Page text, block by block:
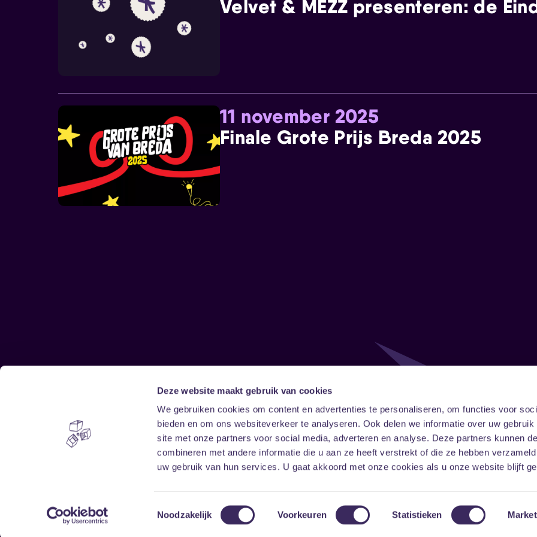
Deze website maakt gebruik van cookies
We gebruiken cookies om content en advertenties te personaliseren, om functies voor
bieden en om ons websiteverkeer te analyseren. Ook delen we informatie over uw gebruik
site met onze partners voor social media, adverteren en analyse. Deze partners kunnen
combineren met andere informatie die u aan ze heeft verstrekt of die ze hebben
uw gebruik van hun services. U gaat akkoord met onze cookies als u onze website blijft
Toestemmingsselectie
Noodzakelijk Voorkeuren Statistieken
Velvet & MEZZ presenteren: de
11 november 2025
Finale Grote Prijs Breda 2025
Home
Vrijwilligers
Disclaimer
Toegankelijkheid
Privacy & cookies
Follow
FacebookInstagramLinkedIn
Onze